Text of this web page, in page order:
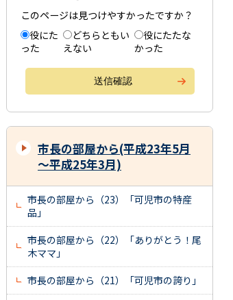
このページは見つけやすかったですか？
役にた
った
どちらともい
えない
役にたたな
かった
市長の部屋から(平成23年5月
～平成25年3月)
市長の部屋から（23）「可児市の特産
品」
市長の部屋から（22）「ありがとう！尾
木ママ」
市長の部屋から（21）「可児市の誇り」